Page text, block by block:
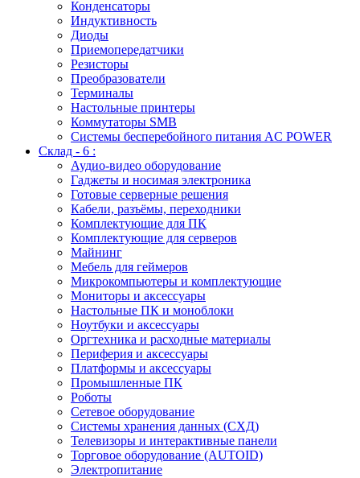
Конденсаторы
Индуктивность
Диоды
Приемопередатчики
Резисторы
Преобразователи
Терминалы
Настольные принтеры
Коммутаторы SMB
Системы бесперебойного питания AC POWER
Склад - 6 :
Аудио-видео оборудование
Гаджеты и носимая электроника
Готовые серверные решения
Кабели, разъёмы, переходники
Комплектующие для ПК
Комплектующие для серверов
Майнинг
Мебель для геймеров
Микрокомпьютеры и комплектующие
Мониторы и аксессуары
Настольные ПК и моноблоки
Ноутбуки и аксессуары
Оргтехника и расходные материалы
Периферия и аксессуары
Платформы и аксессуары
Промышленные ПК
Роботы
Сетевое оборудование
Системы хранения данных (СХД)
Телевизоры и интерактивные панели
Торговое оборудование (AUTOID)
Электропитание